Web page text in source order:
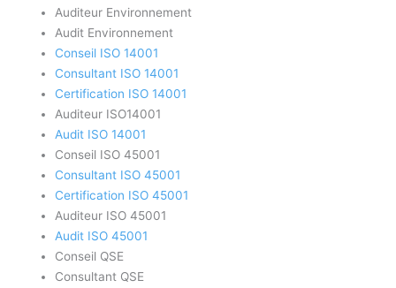
Auditeur Environnement
Audit Environnement
Conseil ISO 14001
Consultant ISO 14001
Certification ISO 14001
Auditeur ISO14001
Audit ISO 14001
Conseil ISO 45001
Consultant ISO 45001
Certification ISO 45001
Auditeur ISO 45001
Audit ISO 45001
Conseil QSE
Consultant QSE